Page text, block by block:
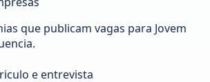
que publicam vagas para Jovem
e entrevista